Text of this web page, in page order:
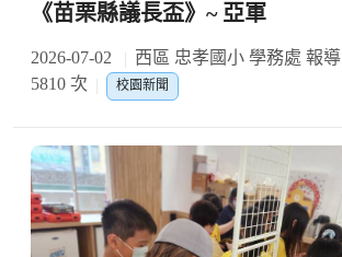
《苗栗縣議長盃》~ 亞軍
2026-07-02 西區 忠孝國小 學務處 報導
5810 次
校園新聞